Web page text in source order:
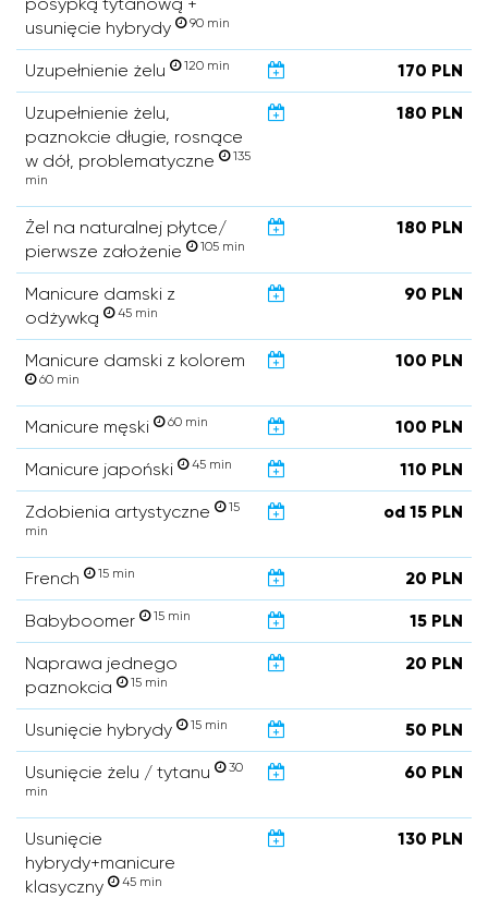
usunięcie hybrydy
90 min
Uzupełnienie żelu 120 min 170 PLN
Uzupełnienie żelu,
paznokcie długie, rosnące
w dół, problematyczne
135
min
180 PLN
Żel na naturalnej płytce/
pierwsze założenie
105 min
180 PLN
Manicure damski z
odżywką
45 min
90 PLN
Manicure damski z kolorem
60 min
100 PLN
Manicure męski 60 min 100 PLN
Manicure japoński 45 min 110 PLN
Zdobienia artystyczne
15
min
od 15 PLN
French 15 min 20 PLN
Babyboomer 15 min 15 PLN
Naprawa jednego
paznokcia
15 min
20 PLN
Usunięcie hybrydy 15 min 50 PLN
Usunięcie żelu / tytanu
30
min
60 PLN
Usunięcie
hybrydy+manicure
klasyczny
45 min
130 PLN